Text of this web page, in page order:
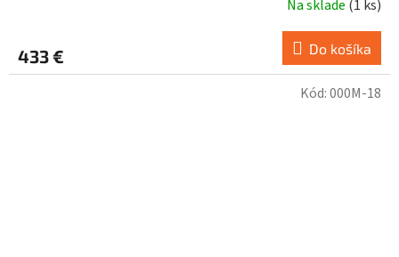
Na sklade (1 ks)
433 € Do košíka
Kód:000M-18